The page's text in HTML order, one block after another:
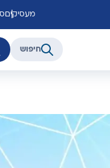
מעסיקים
חיפוש